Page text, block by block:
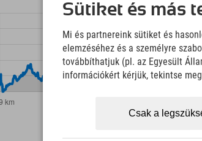
Downloads
Wir
Sütiket és más
Mi és partnereink sütiket és
elemzéséhez és a személyre
továbbíthatjuk (pl. az Egyesült
információkért kérjük, tekintse
Csak a